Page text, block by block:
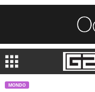
MONDO